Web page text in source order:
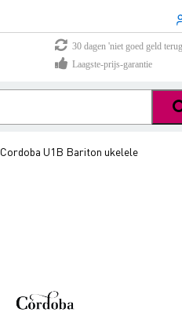
30 dagen 'niet goed geld
Laagste-prijs-garantie
Cordoba U1B Bariton ukelele